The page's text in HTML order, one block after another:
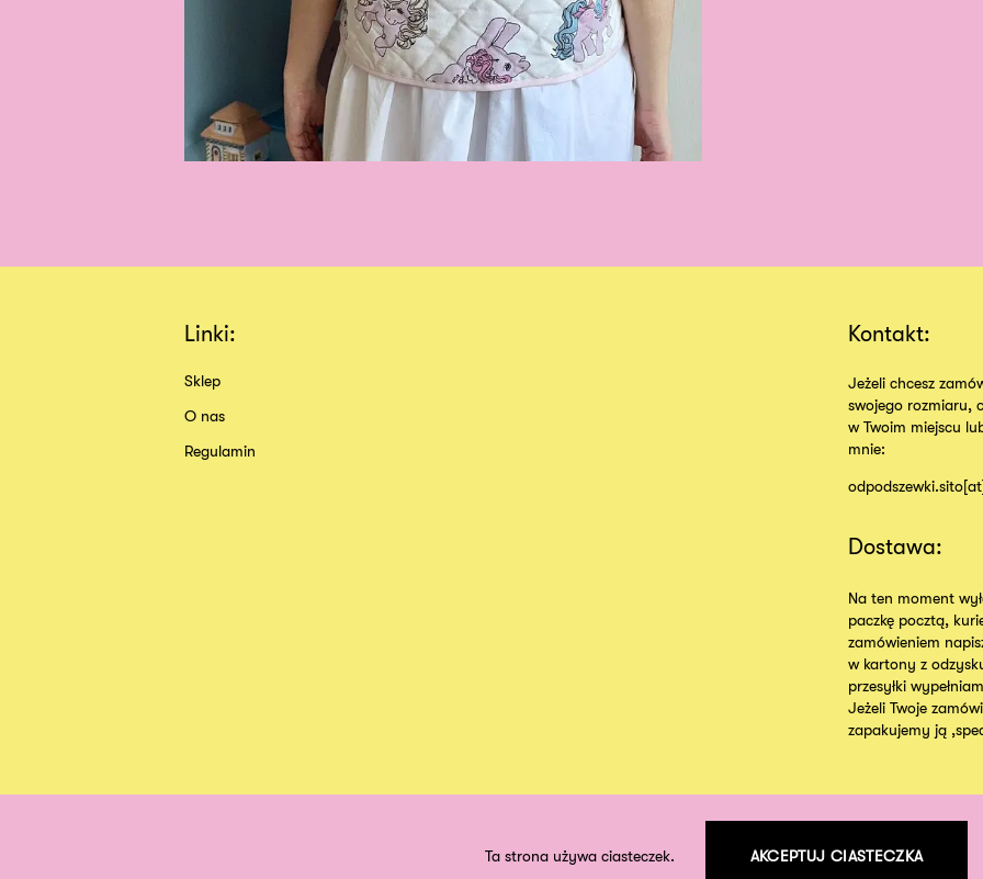
Linki:
Sklep
O nas
Regulamin
Kontakt:
Jeżeli chcesz
swojego rozmiaru,
w Twoim miejscu
mnie:
Dostawa:
Na ten moment
paczkę pocztą,
zamówieniem
w kartony z
przesyłki
Jeżeli Twoje
zapakujemy ją
©2026 odpodszewki
Ta strona używa ciasteczek. AKCEPTUJ CIASTECZKA